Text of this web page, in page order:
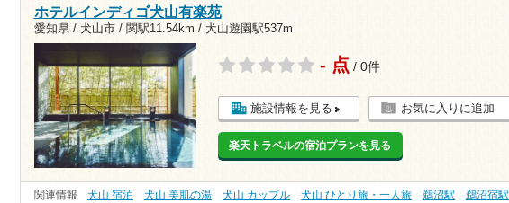
ホテルインディゴ犬山有楽苑
愛知県 / 犬山市 / 関駅11.54km / 犬山遊園駅537m
- 点 / 0件
施設情報を見る お気に入りに追加
楽天トラベルの宿泊プランを見る
関連情報 犬山 宿泊 犬山 美肌の湯 犬山 カップル 犬山 ひとり旅・一人旅 鵜沼駅 鵜沼宿駅